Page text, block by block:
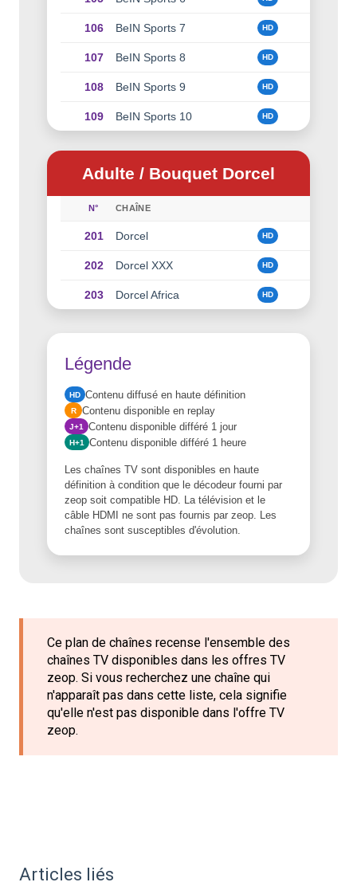
106 BeIN Sports 7 HD
107 BeIN Sports 8 HD
108 BeIN Sports 9 HD
109 BeIN Sports 10 HD
Adulte / Bouquet Dorcel
N° CHAÎNE
201 Dorcel HD
202 Dorcel XXX HD
203 Dorcel Africa HD
Légende
HD Contenu diffusé en haute définition
R Contenu disponible en replay
J+1 Contenu disponible différé 1 jour
H+1 Contenu disponible différé 1 heure
Les chaînes TV sont disponibles en haute
définition à condition que le décodeur fourni par
zeop soit compatible HD. La télévision et le
câble HDMI ne sont pas fournis par zeop. Les
chaînes sont susceptibles d'évolution.
Ce plan de chaînes recense l'ensemble des
chaînes TV disponibles dans les offres TV
zeop. Si vous recherchez une chaîne qui
n'apparaît pas dans cette liste, cela signifie
qu'elle n'est pas disponible dans l'offre TV
zeop.
Articles liés